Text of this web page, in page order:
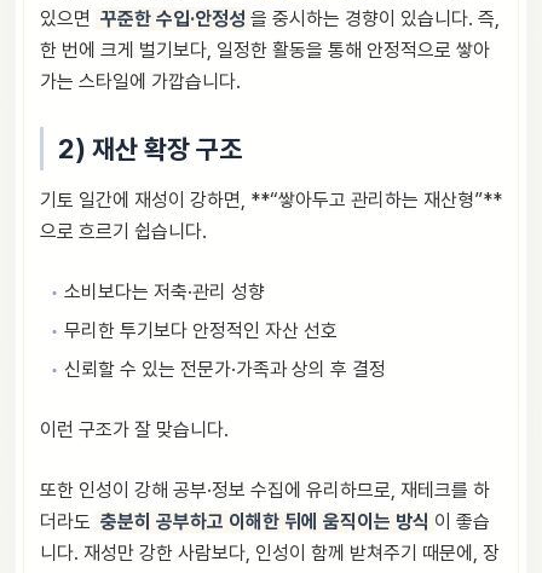
있으면 꾸준한 수입·안정성 을 중시하는 경향이 있습니다. 즉,
한 번에 크게 벌기보다, 일정한 활동을 통해 안정적으로 쌓아
가는 스타일에 가깝습니다.
2) 재산 확장 구조
기토 일간에 재성이 강하면, **“쌓아두고 관리하는 재산형”**
으로 흐르기 쉽습니다.
소비보다는 저축·관리 성향
무리한 투기보다 안정적인 자산 선호
신뢰할 수 있는 전문가·가족과 상의 후 결정
이런 구조가 잘 맞습니다.
또한 인성이 강해 공부·정보 수집에 유리하므로, 재테크를 하
더라도 충분히 공부하고 이해한 뒤에 움직이는 방식 이 좋습
니다. 재성만 강한 사람보다, 인성이 함께 받쳐주기 때문에, 장